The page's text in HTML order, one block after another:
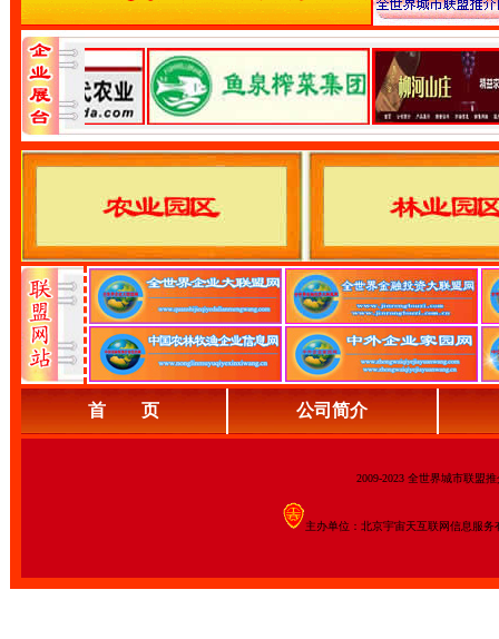
首 页 公司简介
2009-2023 全世界城市联盟
主办单位：北京宇宙天互联网信息服